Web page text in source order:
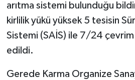
arıtma sistemi bulunduğu
kirlilik yükü yüksek 5 tesisin
Sistemi (SAİS) ile 7/24
edildi.
Gerede Karma Organize